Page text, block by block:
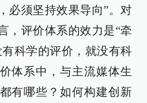
必须坚持效果导向”。对
，评价体系的效力是“牵
科学的评价，就没有科
体系中，与主流媒体生
有哪些？如何构建创新